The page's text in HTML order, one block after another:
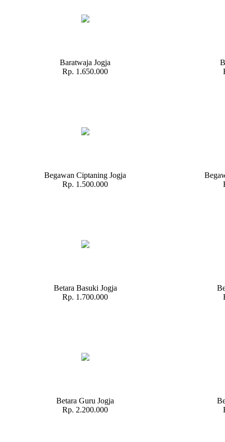
Baratwaja Jogja
Rp. 1.650.000
Begawan Ciptaning Jogja
Rp. 1.500.000
Betara Basuki Jogja
Rp. 1.700.000
Betara Guru Jogja
Rp. 2.200.000